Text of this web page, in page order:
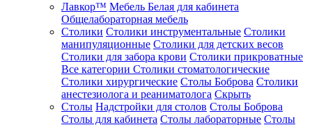
Лавкор™ Мебель Белая для кабинета
Общелабораторная мебель
Столики Столики инструментальные Столики
манипуляционные Столики для детских весов
Столики для забора крови Столики прикроватные
Все категории Столики стоматологические
Столики хирургические Столы Боброва Столики
анестезиолога и реаниматолога Скрыть
Столы Надстройки для столов Столы Боброва
Столы для кабинета Столы лабораторные Столы